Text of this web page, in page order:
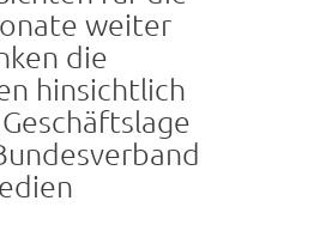
weiter
die
hinsichtlich